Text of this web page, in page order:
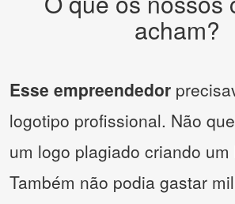
acham?
Esse empreendedor
logotipo profissional. Não
um logo plagiado criando um
Também não podia gastar